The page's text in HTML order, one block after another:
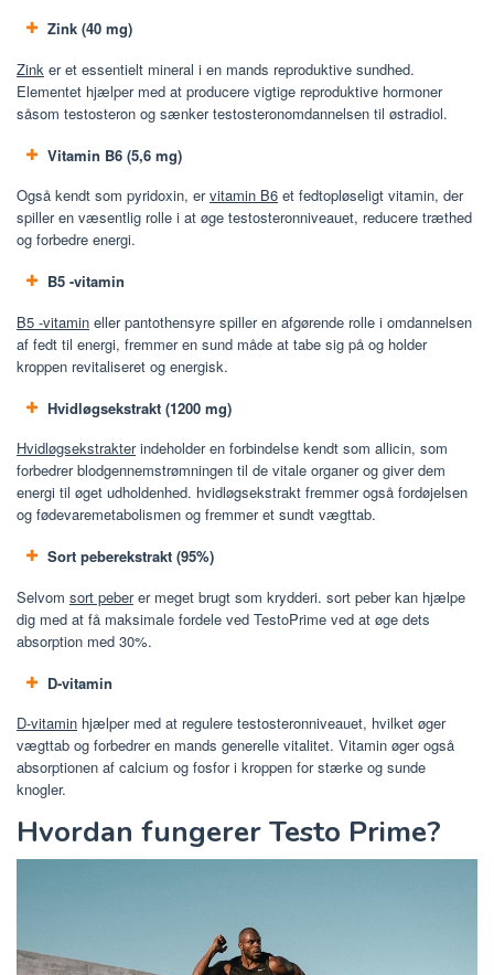
Zink (40 mg)
Zink er et essentielt mineral i en mands reproduktive sundhed.
Elementet hjælper med at producere vigtige reproduktive hormoner
såsom testosteron og sænker testosteronomdannelsen til østradiol.
Vitamin B6 (5,6 mg)
Også kendt som pyridoxin, ervitamin B6 et fedtopløseligt vitamin, der
spiller en væsentlig rolle i at øge testosteronniveauet, reducere træthed
og forbedre energi.
B5 -vitamin
B5 -vitamin eller pantothensyre spiller en afgørende rolle i omdannelsen
af ​​fedt til energi, fremmer en sund måde at tabe sig på og holder
kroppen revitaliseret og energisk.
Hvidløgsekstrakt (1200 mg)
Hvidløgsekstrakterindeholder en forbindelse kendt som allicin, som
forbedrer blodgennemstrømningen til de vitale organer og giver dem
energi til øget udholdenhed. hvidløgsekstrakt fremmer også fordøjelsen
og fødevaremetabolismen og fremmer et sundt vægttab.
Sort peberekstrakt (95%)
Selvom sort peberer meget brugt som krydderi. sort peber kan hjælpe
dig med at få maksimale fordele ved TestoPrime ved at øge dets
absorption med 30%.
D-vitamin
D-vitamin hjælper med at regulere testosteronniveauet, hvilket øger
vægttab og forbedrer en mands generelle vitalitet. Vitamin øger også
absorptionen af ​​calcium og fosfor i kroppen for stærke og sunde
knogler.
Hvordan fungerer Testo Prime?